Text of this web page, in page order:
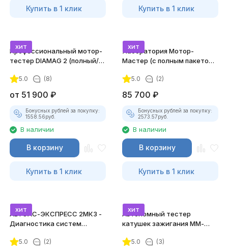
Купить в 1 клик Купить в 1 клик
хит
Профессиональный мотор-
тестер DIAMAG 2 (полный/
5.0 (8)
от 51 900 ₽
Бонусных рублей за покупку:
1558.56руб.
В наличии
В корзину
Купить в 1 клик
хит
Лаборатория Мотор-
Мастер (с полным пакетом
5.0 (2)
85 700 ₽
Бонусных рублей за покупку:
2573.57руб.
В наличии
В корзину
Купить в 1 клик
хит
АВТОАС-ЭКСПРЕСС 2МК3 -
Диагностика систем
5.0 (2)
хит
Автономный тестер
катушек зажигания ММ-
комплект)
5.0 (3)